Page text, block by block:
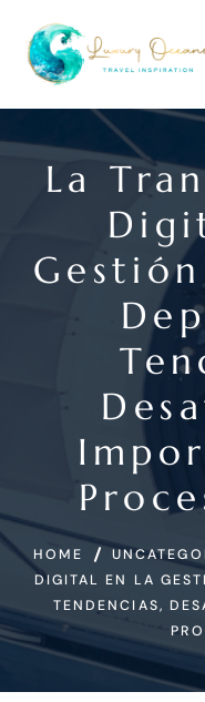
La
HOME
DIGITAL EN LA
TENDENCIAS,